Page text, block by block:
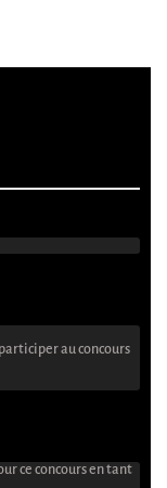
au concours
ce concours en tant